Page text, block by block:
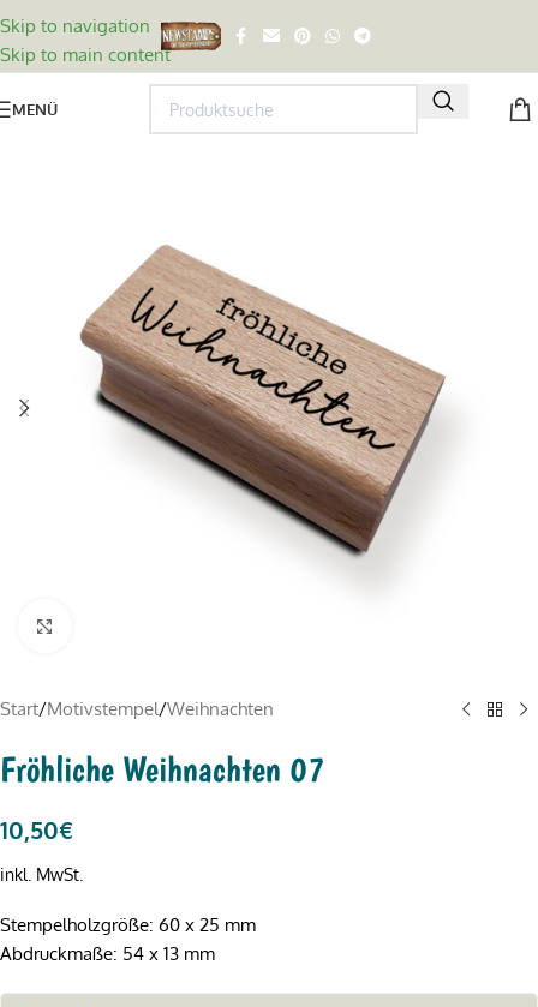
Skip to navigation
Skip to main content
MENÜ
Start/Motivstempel/Weihnachten
Fröhliche Weihnachten 07
10,50€
inkl. MwSt.
Stempelholzgröße: 60 x 25 mm
Abdruckmaße: 54 x 13 mm